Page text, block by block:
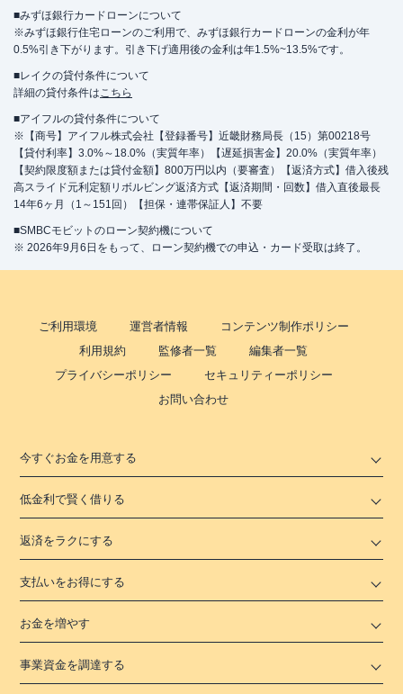
■みずほ銀行カードローンについて
※みずほ銀行住宅ローンのご利用で、みずほ銀行カードローンの金利が年
0.5%引き下がります。引き下げ適用後の金利は年1.5%~13.5%です。
■レイクの貸付条件について
詳細の貸付条件はこちら
■アイフルの貸付条件について
※【商号】アイフル株式会社【登録番号】近畿財務局長（15）第00218号
【貸付利率】3.0%～18.0%（実質年率）【遅延損害金】20.0%（実質年率）
【契約限度額または貸付金額】800万円以内（要審査）【返済方式】借入後残
高スライド元利定額リボルビング返済方式【返済期間・回数】借入直後最長
14年6ヶ月（1～151回）【担保・連帯保証人】不要
■SMBCモビットのローン契約機について
※ 2026年9月6日をもって、ローン契約機での申込・カード受取は終了。
ご利用環境 運営者情報
コンテンツ制作ポリシー
利用規約
監修者一覧
編集者一覧
プライバシーポリシー
セキュリティーポリシー
お問い合わせ
今すぐお金を用意する
低金利で賢く借りる
返済をラクにする
支払いをお得にする
お金を増やす
事業資金を調達する